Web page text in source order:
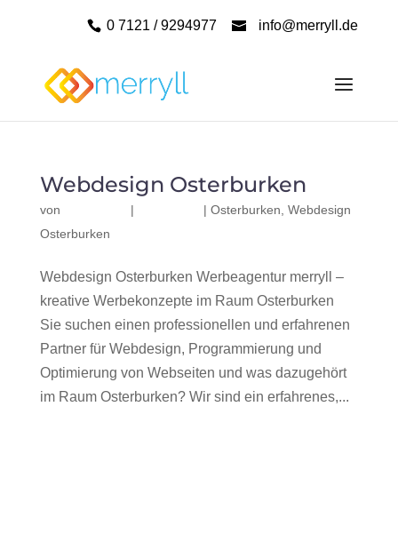
0 7121 / 9294977 info@merryll.de
Webdesign Osterburken
von | | Osterburken Webdesign
Osterburken
Webdesign Osterburken Werbeagentur merryll –
kreative Werbekonzepte im Raum Osterburken
Sie suchen einen professionellen und erfahrenen
Partner für Webdesign, Programmierung und
Optimierung von Webseiten und was dazugehört
im Raum Osterburken? Wir sind ein erfahrenes,...